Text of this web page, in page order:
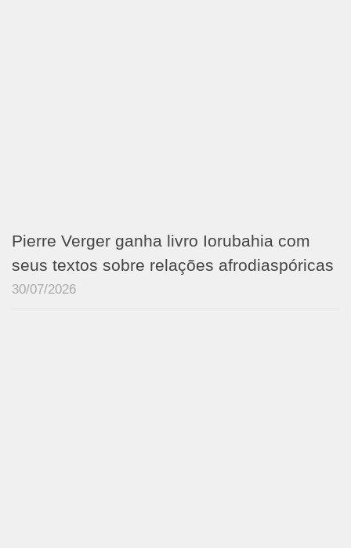
Pierre Verger ganha livro Iorubahia com
seus textos sobre relações afrodiaspóricas
30/07/2026